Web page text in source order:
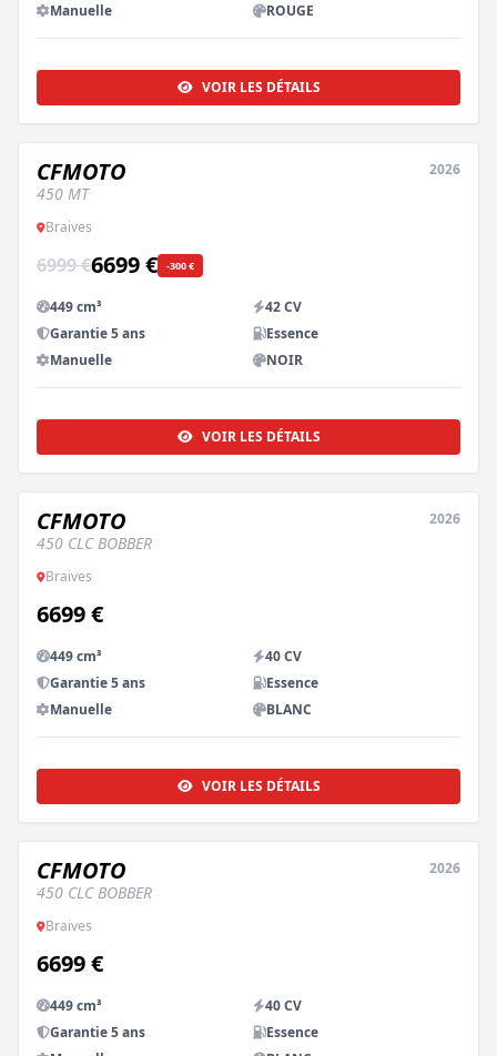
Manuelle
ROUGE
VOIR LES DÉTAILS
NEUF ESSAI DISPO
CFMOTO
450 MT
2026
Braives
6999 €6699 € -300 €
449 cm³
42 CV
Garantie 5 ans
Essence
Manuelle
NOIR
VOIR LES DÉTAILS
NEUF
CFMOTO
450 CLC BOBBER
2026
Braives
6699 €
449 cm³
40 CV
Garantie 5 ans
Essence
Manuelle
BLANC
VOIR LES DÉTAILS
NEUF
CFMOTO
450 CLC BOBBER
2026
Braives
6699 €
449 cm³
40 CV
Garantie 5 ans
Essence